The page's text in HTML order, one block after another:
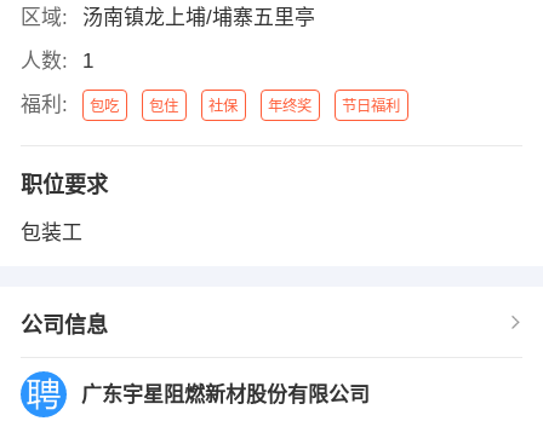
区域:
汤南镇龙上埔/埔寨五里亭
人数:
1
福利:
包吃 包住 社保 年终奖 节日福利
职位要求
包装工
公司信息
广东宇星阻燃新材股份有限公司